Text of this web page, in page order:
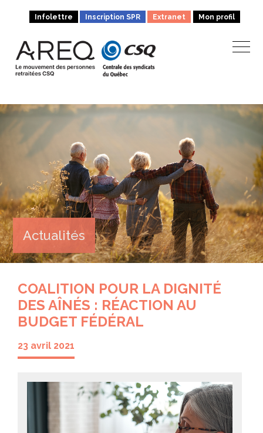
Infolettre Inscription SPR Extranet Mon profil
Actualités
COALITION POUR LA DIGNITÉ
DES AÎNÉS : RÉACTION AU
BUDGET FÉDÉRAL
23 avril 2021